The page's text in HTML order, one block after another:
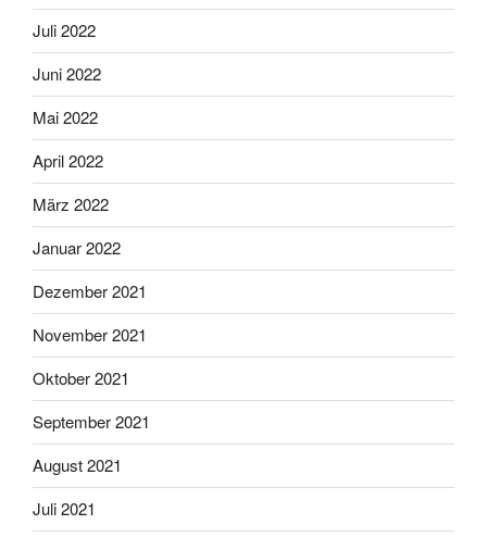
Juli 2022
Juni 2022
Mai 2022
April 2022
März 2022
Januar 2022
Dezember 2021
November 2021
Oktober 2021
September 2021
August 2021
Juli 2021